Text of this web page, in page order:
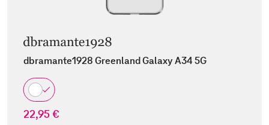
dbramante1928 Greenland Galaxy A34 5G
22,95 €